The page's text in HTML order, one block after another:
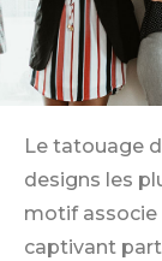
Le tatouage
designs les
motif associe
captivant